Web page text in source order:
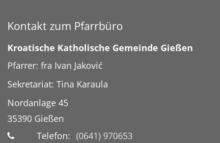
Kontakt zum Pfarrbüro
Kroatische Katholische Gemeinde Gießen
Pfarrer: fra Ivan Jaković
Sekretariat: Tina Karaula
Nordanlage 45
35390 Gießen
Telefon: (0641) 970653